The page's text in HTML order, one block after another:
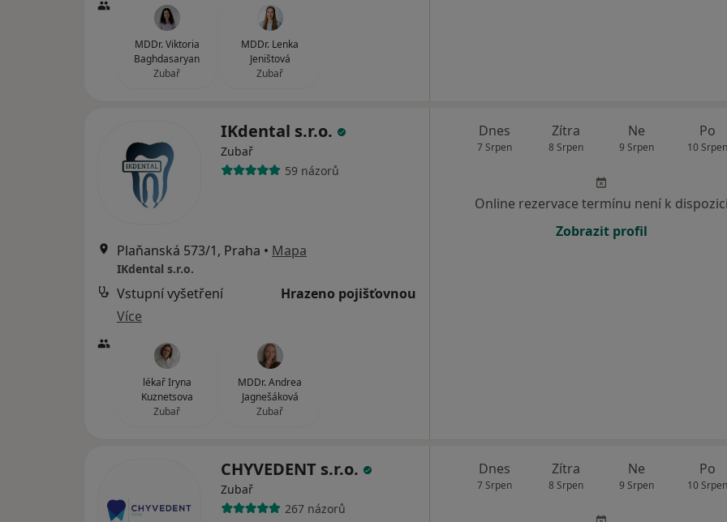
MDDr. Viktoria
Baghdasaryan
Zubař
MDDr. Lenka
Jeništová
Zubař
IKdental s.r.o.
Zubař
59 názorů
Plaňanská 573/1, Praha • Mapa
IKdental s.r.o.
Vstupní vyšetření
Hrazeno pojišťovnou
Více
lékař Iryna
Kuznetsova
Zubař
MDDr. Andrea
Jagnešáková
Zubař
Dnes
7 Srpen
Zítra
8 Srpen
Ne
9 Srpen
Po
10 Srpen
Online rezervace termínu není k dispozici
Zobrazit profil
CHYVEDENT s.r.o.
Zubař
267 názorů
Dnes
7 Srpen
Zítra
8 Srpen
Ne
9 Srpen
Po
10 Srpen